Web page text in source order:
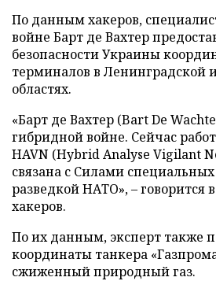
По данным хакеров,
войне Барт де Вахтер
безопасности Украины
терминалов в Ленинградской
областях.
«Барт де Вахтер (Bart De
гибридной войне. Сейчас
HAVN (Hybrid Analyse Vigilant
связана с Силами
разведкой НАТО», – говорится
хакеров.
По их данным, эксперт также
координаты танкера
сжиженный природный газ.